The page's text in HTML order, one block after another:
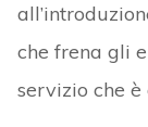
che frena gli
servizio che